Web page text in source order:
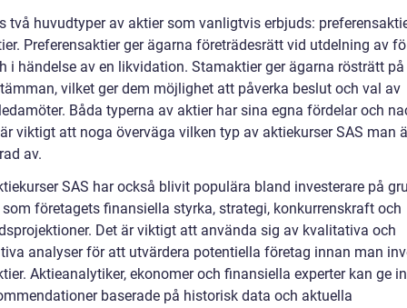
två huvudtyper av aktier som vanligtvis erbjuds:
Preferensaktier ger ägarna företrädesrätt vid utdelning av
i händelse av en likvidation. Stamaktier ger ägarna rösträtt på
vilket ger dem möjlighet att påverka beslut och val av
Båda typerna av aktier har sina egna fördelar och
viktigt att noga överväga vilken typ av aktiekurser SAS man
av.
SAS har också blivit populära bland investerare på
företagets finansiella styrka, strategi, konkurrenskraft och
Det är viktigt att använda sig av kvalitativa och
analyser för att utvärdera potentiella företag innan man
Aktieanalytiker, ekonomer och finansiella experter kan ge
baserade på historisk data och aktuella